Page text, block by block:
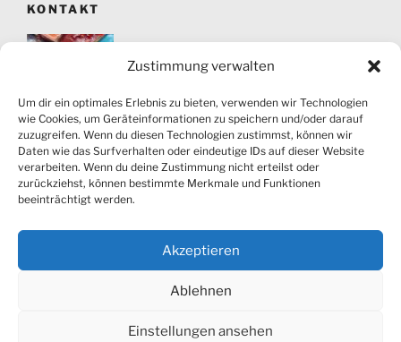
Zustimmung verwalten
Um dir ein optimales Erlebnis zu bieten, verwenden wir Technologien
wie Cookies, um Geräteinformationen zu speichern und/oder darauf
zuzugreifen. Wenn du diesen Technologien zustimmst, können wir
Daten wie das Surfverhalten oder eindeutige IDs auf dieser Website
verarbeiten. Wenn du deine Zustimmung nicht erteilst oder
zurückziehst, können bestimmte Merkmale und Funktionen
beeinträchtigt werden.
Akzeptieren
Ablehnen
Einstellungen ansehen
KONTAKT
Atelier für Kunst und Bewegung Angela Kolter |
Friesenstraße 9 | 28203 Bremen | Tel.: 0421-77 55 7 |
info@angela-kolter.de